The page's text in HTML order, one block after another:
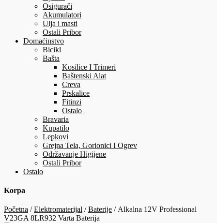
Osigurači
Akumulatori
Ulja i masti
Ostali Pribor
Domaćinstvo
Bicikl
Bašta
Kosilice I Trimeri
Baštenski Alat
Creva
Prskalice
Fitinzi
Ostalo
Bravaria
Kupatilo
Lepkovi
Grejna Tela, Gorionici I Ogrev
Održavanje Higijene
Ostali Pribor
Ostalo
Korpa
Početna /Elektromaterijal /Baterije / Alkalna 12V Professional
V23GA 8LR932 Varta Baterija